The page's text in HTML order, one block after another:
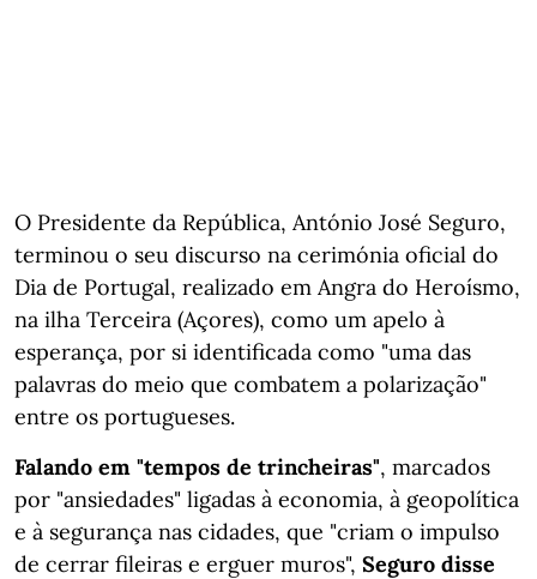
O Presidente da República, António José Seguro,
terminou o seu discurso na cerimónia oficial do
Dia de Portugal, realizado em Angra do Heroísmo,
na ilha Terceira (Açores), como um apelo à
esperança, por si identificada como "uma das
palavras do meio que combatem a polarização"
entre os portugueses.
Falando em "tempos de trincheiras", marcados
por "ansiedades" ligadas à economia, à geopolítica
e à segurança nas cidades, que "criam o impulso
de cerrar fileiras e erguer muros", Seguro disse